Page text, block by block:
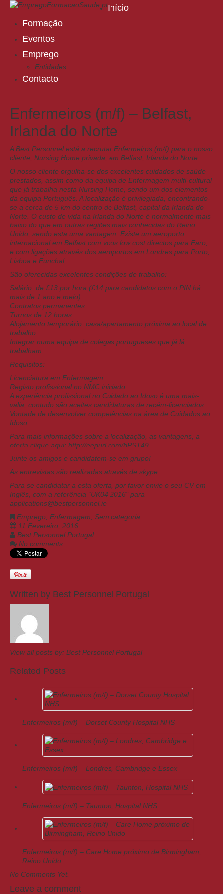
Início
Formação
Eventos
Emprego
Entidades
Contacto
Enfermeiros (m/f) – Belfast,
Irlanda do Norte
A Best Personnel está a recrutar Enfermeiros (m/f) para o nosso
cliente, Nursing Home privada, em Belfast, Irlanda do Norte.
O nosso cliente orgulha-se dos excelentes cuidados de saúde
prestados, assim como da equipa de Enfermagem multi-cultural
que já trabalha nesta Nursing Home, sendo um dos elementos
da equipa Português. A localização é privilegiada, encontrando-
se a cerca de 5 km do centro de Belfast, capital da Irlanda do
Norte. O custo de vida na Irlanda do Norte é normalmente mais
baixo do que em outras regiões mais conhecidas do Reino
Unido, sendo esta uma vantagem. Existe um aeroporto
internacional em Belfast com voos low cost directos para Faro,
e com ligações através dos aeroportos em Londres para Porto,
Lisboa e Funchal.
São oferecidas excelentes condições de trabalho:
Salário: de £13 por hora (£14 para candidatos com o PIN há
mais de 1 ano e meio)
Contratos permanentes
Turnos de 12 horas
Alojamento temporário: casa/apartamento próxima ao local de
trabalho
Integrar numa equipa de colegas portugueses que já lá
trabalham
Requisitos:
Licenciatura em Enfermagem
Registo profissional no NMC iniciado
A experiência profissional no Cuidado ao Idoso é uma mais-
valia, contudo são aceites candidaturas de recém-licenciados
Vontade de desenvolver competências na área de Cuidados ao
Idoso
Para mais informações sobre a localização, as vantagens, a
oferta clique aqui: http://eepurl.com/bPST49
Junte os amigos e candidatem-se em grupo!
As entrevistas são realizadas através de skype.
Para se candidatar a esta oferta, por favor envie o seu CV em
Inglês, com a referência “UK04 2016" para
applications@bestpersonnel.ie
Emprego Enfermagem Sem categoria
11 Fevereiro, 2016
Best Personnel Portugal
No comments
Written by Best Personnel Portugal
View all posts by: Best Personnel Portugal
Related Posts
Enfermeiros (m/f) – Dorset County Hospital NHS
Enfermeiros (m/f) – Londres, Cambridge e Essex
Enfermeiros (m/f) – Taunton, Hospital NHS
Enfermeiros (m/f) – Care Home próximo de Birmingham,
Reino Unido
No Comments Yet.
Leave a comment